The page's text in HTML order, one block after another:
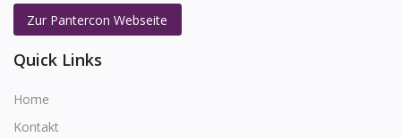
Zur Pantercon Webseite
Quick Links
Home
Kontakt